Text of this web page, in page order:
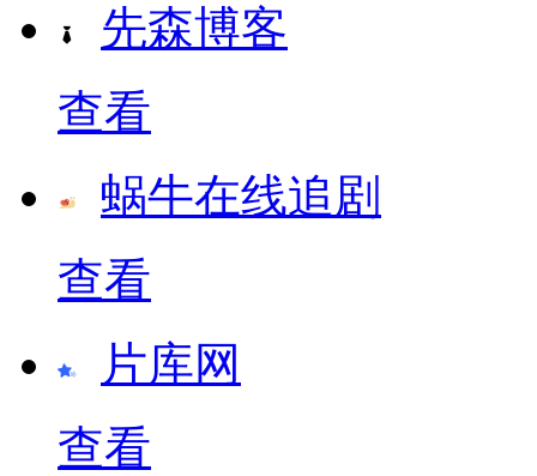
先森博客
查看
蜗牛在线追剧
查看
片库网
查看